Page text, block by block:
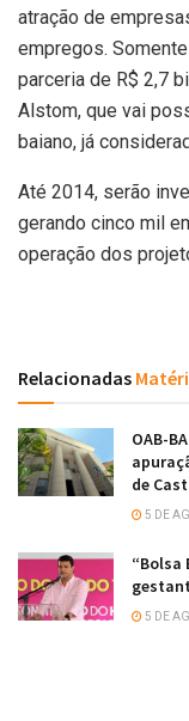
atração de
empregos.
parceria de R$ 2,7
Alstom, que vai
baiano, já
Até 2014, serão
gerando cinco mil
operação dos
Relacionadas
OAB-
de
5 DE
“Bolsa
5 DE